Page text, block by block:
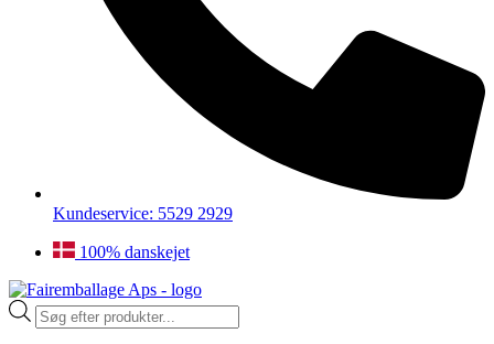
Kundeservice: 5529 2929
100% danskejet
Products
search